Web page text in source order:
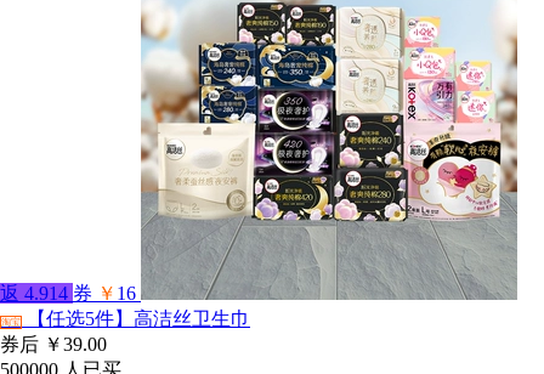
返 4.914 券 ￥ 16
淘宝
【任选5件】高洁丝卫生巾
券后 ￥39.00
500000 人已买